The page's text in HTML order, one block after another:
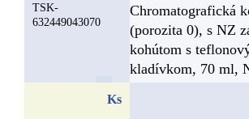
TSK-
632449043070
Chromatografická
(porozita 0), s NZ
kohútom s
kladívkom, 70 ml,
Ks